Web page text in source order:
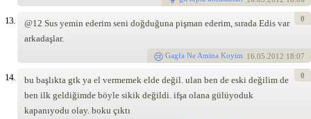
13.
@12 Sus yemin ederim seni doğduğuna pişman ederim, sırada Edis var
arkadaşlar.
Gagfa Ne Amina Koyim 16.05.2012 18:07
0
14.
bu başlıkta gtk ya el vermemek elde değil. ulan ben de eski değilim de
ben ilk geldiğimde böyle sikik değildi. ifşa olana gülüyoduk
kapanıyodu olay. boku çıktı
0